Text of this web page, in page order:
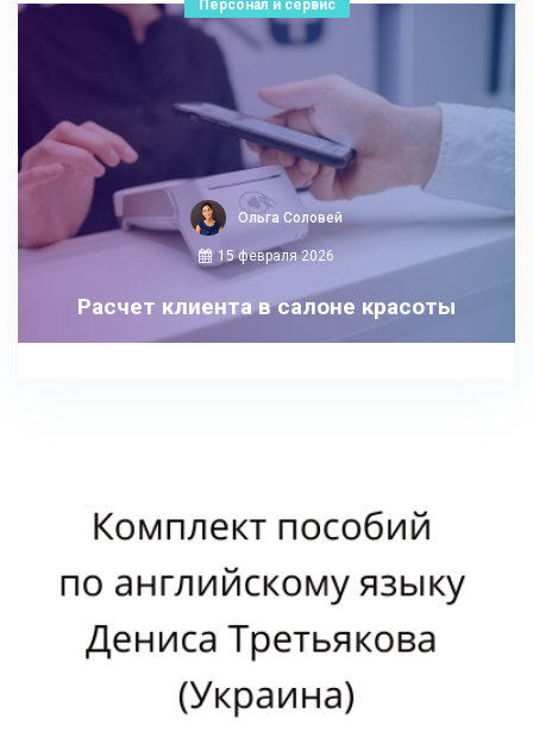
Персонал и сервис
Ольга Соловей
15 февраля 2026
Расчет клиента в салоне красоты